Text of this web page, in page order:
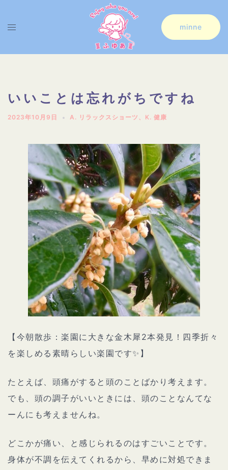
ン
ン
キ
ト
ニ
minne
いいことは忘れがちですね
2023年10月9日 A. リラックスショーツ 、 K. 健康
【今朝散歩：楽園に大きな金木犀2本発見！四季折々
を楽しめる素晴らしい楽園です✨】
たとえば、頭痛がすると頭のことばかり考えます。
でも、頭の調子がいいときには、頭のことなんてな
ーんにも考えませんね。
どこかが痛い、と感じられるのはすごいことです。
身体が不調を伝えてくれるから、早めに対処できま